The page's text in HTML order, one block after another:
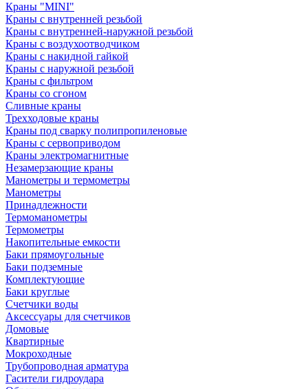
Краны "MINI"
Краны с внутренней резьбой
Краны с внутренней-наружной резьбой
Краны с воздухоотводчиком
Краны с накидной гайкой
Краны с наружной резьбой
Краны с фильтром
Краны со сгоном
Сливные краны
Трехходовые краны
Краны под сварку полипропиленовые
Краны с сервоприводом
Краны электромагнитные
Незамерзающие краны
Манометры и термометры
Манометры
Принадлежности
Термоманометры
Термометры
Накопительные емкости
Баки прямоугольные
Баки подземные
Комплектующие
Баки круглые
Счетчики воды
Аксессуары для счетчиков
Домовые
Квартирные
Мокроходные
Трубопроводная арматура
Гасители гидроудара